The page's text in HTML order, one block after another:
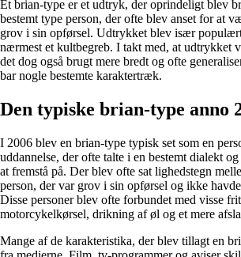
Et brian-type er et udtryk, der oprindeligt blev
bestemt type person, der ofte blev anset for at
grov i sin opførsel. Udtrykket blev især
nærmest et kultbegreb. I takt med, at udtrykket
det dog også brugt mere bredt og ofte
bar nogle bestemte karaktertræk.
Den typiske brian-type anno
I 2006 blev en brian-type typisk set som en
uddannelse, der ofte talte i en bestemt dialekt
at fremstå på. Der blev ofte sat lighedstegn
person, der var grov i sin opførsel og ikke havde
Disse personer blev ofte forbundet med visse
motorcykelkørsel, drikning af øl og et mere
Mange af de karakteristika, der blev tillagt en